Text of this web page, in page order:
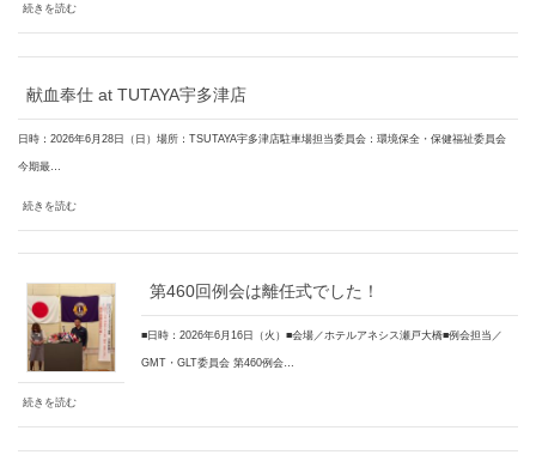
続きを読む
献血奉仕 at TUTAYA宇多津店
日時：2026年6月28日（日）場所：TSUTAYA宇多津店駐車場担当委員会：環境保全・保健福祉委員会
今期最…
続きを読む
第460回例会は離任式でした！
■日時：2026年6月16日（火）■会場／ホテルアネシス瀬戸大橋■例会担当／
GMT・GLT委員会 第460例会…
続きを読む